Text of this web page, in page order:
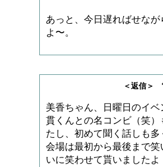
あっと、今日遅ればせな
よ〜。
＜返信＞ 雷神王さ
美香ちゃん、日曜日のイ
貫くんとの名コンビ（笑
たし、初めて聞く話しも
会場は最初から最後まで
いに笑わせて貰いました